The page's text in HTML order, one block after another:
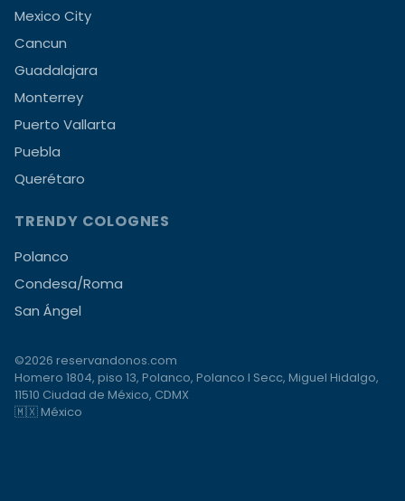
Mexico City
Cancun
Guadalajara
Monterrey
Puerto Vallarta
Puebla
Querétaro
TRENDY COLOGNES
Polanco
Condesa/Roma
San Ángel
©2026 reservandonos.com
Homero 1804, piso 13, Polanco, Polanco I Secc, Miguel Hidalgo,
11510 Ciudad de México, CDMX
🇲🇽 México